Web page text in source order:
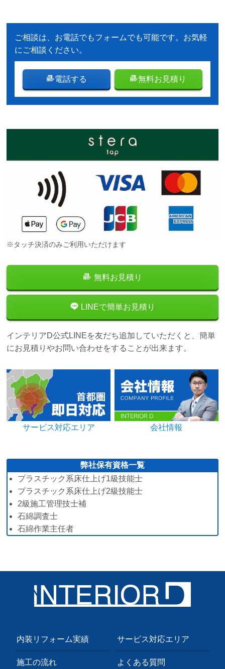
ご相談は、お電話でもフォームでも可能です。お気軽
にご相談ください。
電話する 無料お見積り
※タッチ決済のみご利用いただけます
無料お見積り
LINEで簡単お見積り
インテリアD公式LINEを友だち追加していただくと、簡単
にお見積りやお問い合わせをすることが出来ます。
サービス対応エリア 会社情報
弊社保有資格一覧
プラスチック系床仕上げ1級技能士
プラスチック系床仕上げ2級技能士
2級施工管理技士補
石綿調査士
石綿作業主任者
内装リフォーム実績 サービス対応エリア
施工の流れ よくある質問